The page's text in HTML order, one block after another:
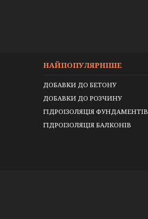
НАЙПОПУЛЯРНІШЕ
ДОБАВКИ ДО БЕТОНУ
ДОБАВКИ ДО РОЗЧИНУ
ГІДРОІЗОЛЯЦІЯ ФУНДАМЕНТІВ
ГІДРОІЗОЛЯЦІЯ БАЛКОНІВ